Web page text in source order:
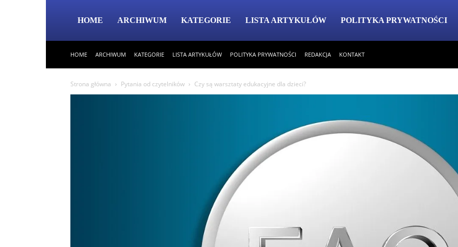
HOME ARCHIWUM KATEGORIE LISTA ARTYKUŁÓW POLITYKA PRYWATNOŚCI
HOME ARCHIWUM KATEGORIE LISTA ARTYKUŁÓW POLITYKA PRYWATNOŚCI REDAKCJA KONTAKT
Strona główna Pytania od czytelników Czy są warsztaty edukacyjne dla dzieci?